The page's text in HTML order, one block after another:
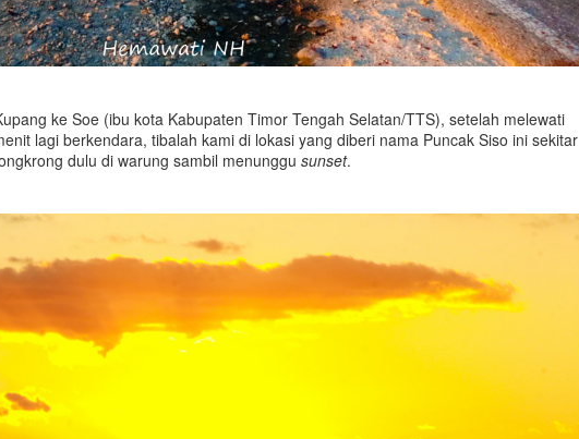
ke Soe (ibu kota Kabupaten Timor Tengah Selatan/TTS), setelah melewati
lagi berkendara, tibalah kami di lokasi yang diberi nama Puncak Siso ini sekitar
dulu di warung sambil menunggu sunset.